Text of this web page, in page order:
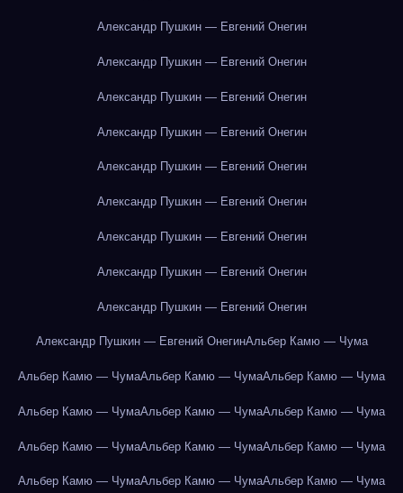
Александр Пушкин — Евгений Онегин
Александр Пушкин — Евгений Онегин
Александр Пушкин — Евгений Онегин
Александр Пушкин — Евгений Онегин
Александр Пушкин — Евгений Онегин
Александр Пушкин — Евгений Онегин
Александр Пушкин — Евгений Онегин
Александр Пушкин — Евгений Онегин
Александр Пушкин — Евгений Онегин
Александр Пушкин — Евгений ОнегинАльбер Камю — Чума
Альбер Камю — ЧумаАльбер Камю — ЧумаАльбер Камю — Чума
Альбер Камю — ЧумаАльбер Камю — ЧумаАльбер Камю — Чума
Альбер Камю — ЧумаАльбер Камю — ЧумаАльбер Камю — Чума
Альбер Камю — ЧумаАльбер Камю — ЧумаАльбер Камю — Чума